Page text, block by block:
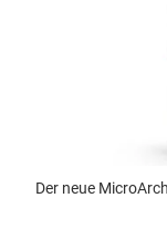
Der neue